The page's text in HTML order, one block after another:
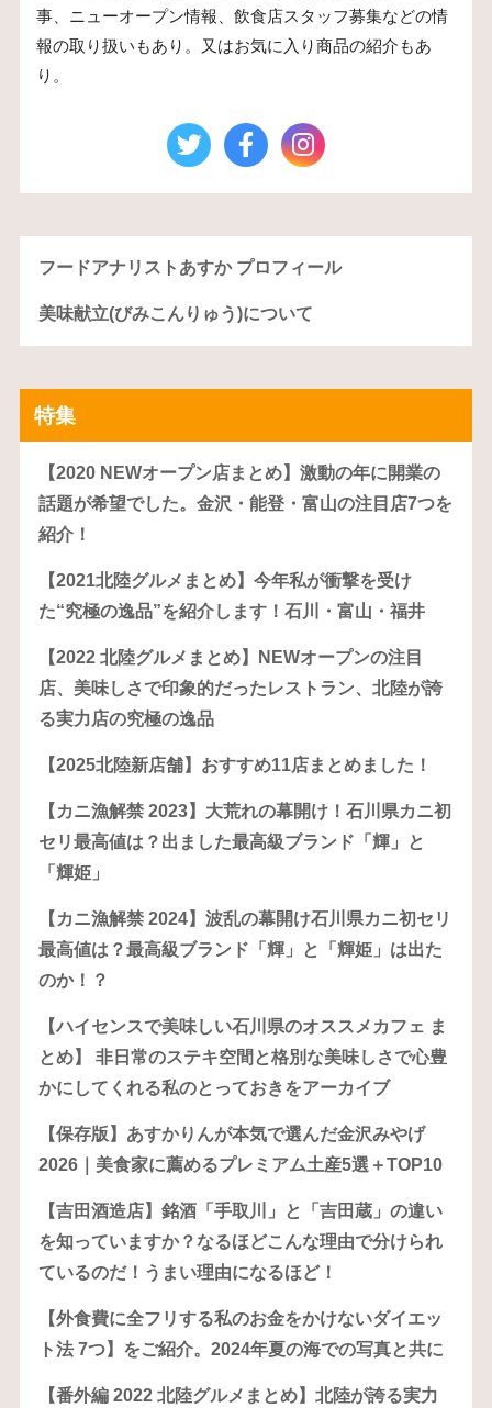
事、ニューオープン情報、飲食店スタッフ募集などの情
報の取り扱いもあり。又はお気に入り商品の紹介もあ
り。
フードアナリストあすか プロフィール
美味献立(びみこんりゅう)について
特集
【2020 NEWオープン店まとめ】激動の年に開業の
話題が希望でした。金沢・能登・富山の注目店7つを
紹介！
【2021北陸グルメまとめ】今年私が衝撃を受け
た“究極の逸品”を紹介します！石川・富山・福井
【2022 北陸グルメまとめ】NEWオープンの注目
店、美味しさで印象的だったレストラン、北陸が誇
る実力店の究極の逸品
【2025北陸新店舗】おすすめ11店まとめました！
【カニ漁解禁 2023】大荒れの幕開け！石川県カニ初
セリ最高値は？出ました最高級ブランド「輝」と
「輝姫」
【カニ漁解禁 2024】波乱の幕開け石川県カニ初セリ
最高値は？最高級ブランド「輝」と「輝姫」は出た
のか！？
【ハイセンスで美味しい石川県のオススメカフェ ま
とめ】 非日常のステキ空間と格別な美味しさで心豊
かにしてくれる私のとっておきをアーカイブ
【保存版】あすかりんが本気で選んだ金沢みやげ
2026｜美食家に薦めるプレミアム土産5選＋TOP10
【吉田酒造店】銘酒「手取川」と「吉田蔵」の違い
を知っていますか？なるほどこんな理由で分けられ
ているのだ！うまい理由になるほど！
【外食費に全フリする私のお金をかけないダイエッ
ト法 7つ】をご紹介。2024年夏の海での写真と共に
【番外編 2022 北陸グルメまとめ】北陸が誇る実力